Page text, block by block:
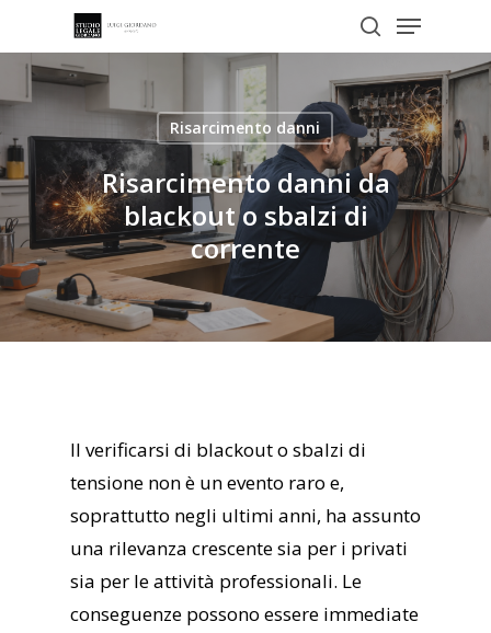
to
main
content
search
Menu
Risarcimento danni
Risarcimento danni da
blackout o sbalzi di
corrente
Il verificarsi di blackout o sbalzi di
tensione non è un evento raro e,
soprattutto negli ultimi anni, ha assunto
una rilevanza crescente sia per i privati
sia per le attività professionali. Le
conseguenze possono essere immediate
Close
Menu